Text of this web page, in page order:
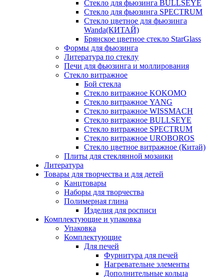
Стекло для фьюзинга BULLSEYE
Стекло для фьюзинга SPECTRUM
Стекло цветное для фьюзинга
Wanda(КИТАЙ)
Брянское цветное стекло StarGlass
Формы для фьюзинга
Литература по стеклу
Печи для фьюзинга и моллирования
Стекло витражное
Бой стекла
Стекло витражное KOKOMO
Стекло витражное YANG
Стекло витражное WISSMACH
Стекло витражное BULLSEYE
Стекло витражное SPECTRUM
Стекло витражное UROBOROS
Стекло цветное витражное (Китай)
Плиты для стеклянной мозаики
Литература
Товары для творчества и для детей
Канцтовары
Наборы для творчества
Полимерная глина
Изделия для росписи
Комплектующие и упаковка
Упаковка
Комплектующие
Для печей
Фурнитура для печей
Нагревательне элементы
Дополнительные кольца